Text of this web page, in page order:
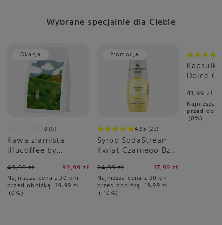
Wybrane specjalnie dla Ciebie
Okazja
0 0
Kawa ziarnista
illucoffee by
po łące 250g
49,99 zł 39,99 zł
Najniższa cena z 30 dni
przed obniżką: 39,99 zł
0%
Promocja
4.95 22
Syrop SodaStream
Kwiat Czarnego Bzu
24,99 zł 17,99 zł
Najniższa cena z 30 dni
przed obniżką: 19,99 zł
-10%
Okazja
Dolce
41,99 zł
Najniższa
przed
0%